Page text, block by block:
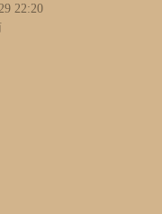
22:20